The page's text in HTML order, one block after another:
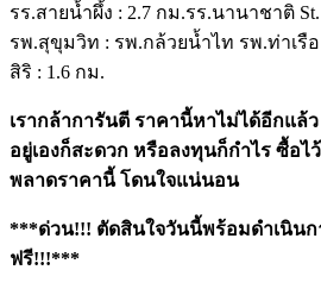
รร.สายน้ำผึ้ง : 2.7 กม.รร.นานาชาติ
รพ.สุขุมวิท : รพ.กล้วยน้ำไท รพ.ท่าเรื
สิริ : 1.6 กม.
เรากล้าการันตี ราคานี้หาไม่ได้อีกแล้
อยู่เองก็สะดวก หรือลงทุนก็กำไร ซื้อ
พลาดราคานี้ โดนใจแน่นอน
***ด่วน!!! ตัดสินใจวันนี้พร้อมดำเนิ
ฟรี!!!***